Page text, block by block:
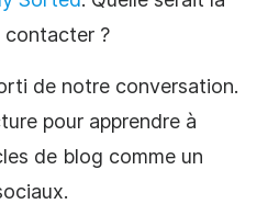
contacter ?
de notre conversation.
pour apprendre à
de blog comme un